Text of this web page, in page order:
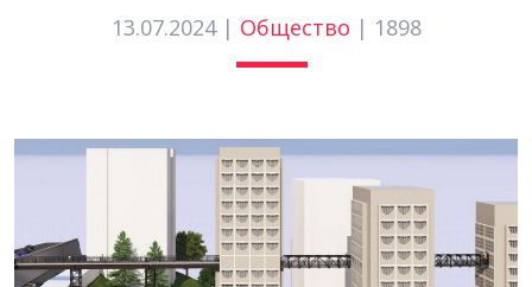
13.07.2024 | Общество | 1898